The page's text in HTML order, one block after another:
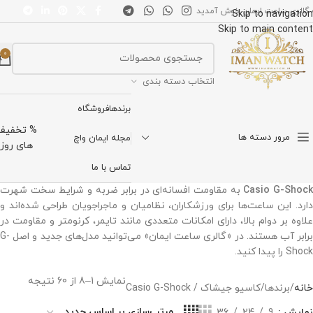
Skip to navigation
Skip to main content
گالری ساعت ایمان خوش آمدید
انتخاب دسته بندی
0
مرور دسته ها
برندهافروشگاه
مجله ایمان واچ
تماس با ما
%
های روز
Casio G-Shock به مقاومت افسانه‌ای در برابر ضربه و شرایط سخت شهرت
دارد. این ساعت‌ها برای ورزشکاران، نظامیان و ماجراجویان طراحی شده‌اند و
علاوه بر دوام بالا، دارای امکانات متعددی مانند تایمر، کرنومتر و مقاومت در
برابر آب هستند. در «گالری ساعت ایمان» می‌توانید مدل‌های جدید و اصل G-
Shock را پیدا کنید.
خانه برندها کاسیو جیشاک / Casio G-Shock
نمایش 1–8 از 60 نتیجه